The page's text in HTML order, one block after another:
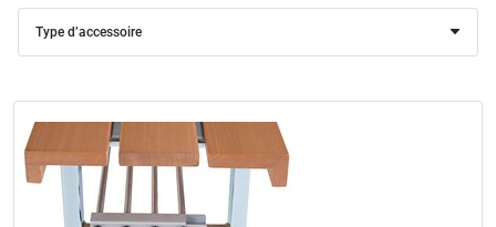
Type d’accessoire